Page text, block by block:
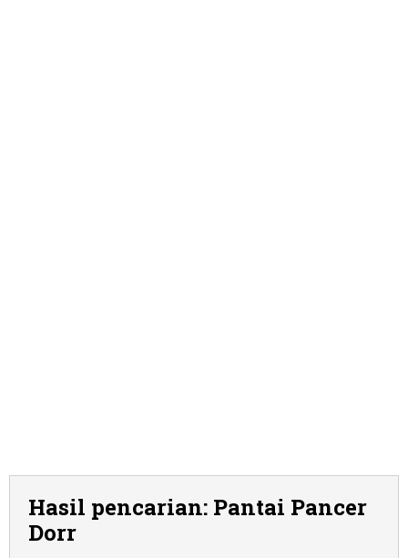
Hasil pencarian: Pantai Pancer
Dorr